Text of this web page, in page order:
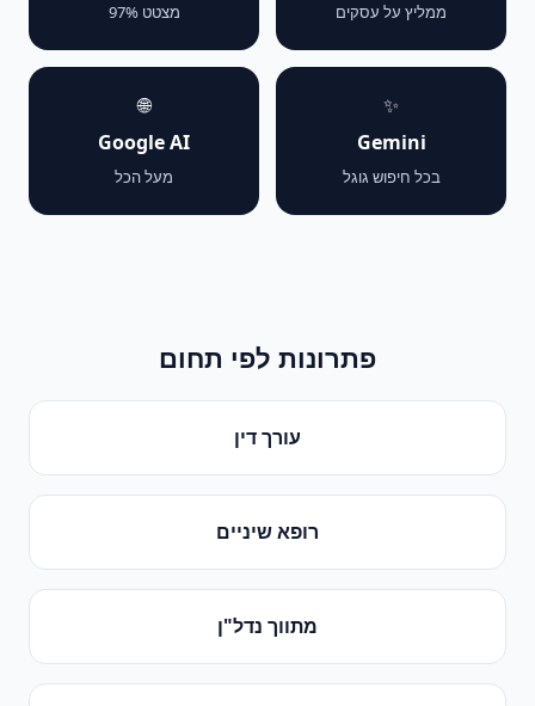
ממליץ על עסקים מצטט 97%
✨
Gemini
בכל חיפוש גוגל
🌐
Google AI
מעל הכל
פתרונות לפי תחום
עורך דין
רופא שיניים
מתווך נדל"ן